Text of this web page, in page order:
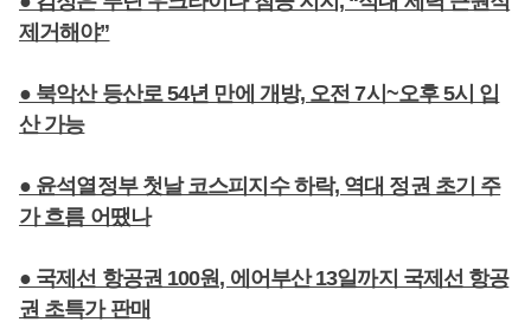
제거해야”
● 북악산 등산로 54년 만에 개방, 오전 7시~오후 5시 입
산 가능
● 윤석열정부 첫날 코스피지수 하락, 역대 정권 초기 주
가 흐름 어땠나
● 국제선 항공권 100원, 에어부산 13일까지 국제선 항공
권 초특가 판매